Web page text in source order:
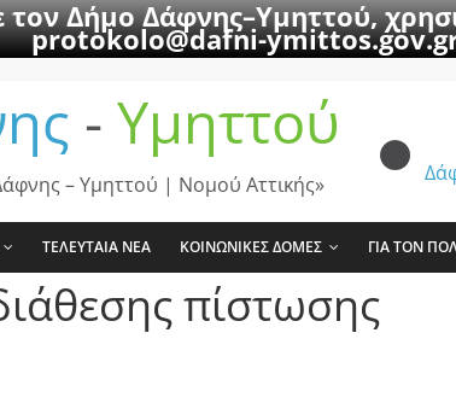
τον Δήμο Δάφνης–Υμηττού,
protokolo@dafni-
- Υμηττού
– Υμηττού | Νομού Αττικής»
ΤΕΛΕΥΤΑΙΑ ΝΕΑ ΚΟΙΝΩΝΙΚΕΣ ΔΟΜΕΣ ΓΙΑ ΤΟΝ
πίστωσης